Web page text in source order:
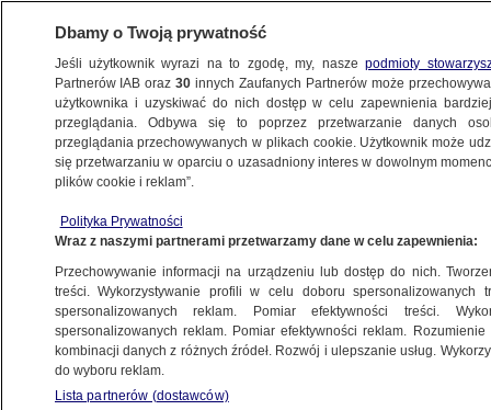
METEO
NAJNOWSZE
2.03.2018, 13:56
Udostępnij
Dbamy o Twoją prywatność
Jeśli użytkownik wyrazi na to zgodę, my, naszepodmioty
Partnerów IAB oraz30 innych Zaufanych Partnerów może
użytkownika i uzyskiwać do nich dostęp w celu zapewnienia
przeglądania. Odbywa się to poprzez przetwarzanie danych
przeglądania przechowywanych w plikach cookie. Użytkownik może
się przetwarzaniu w oparciu o uzasadniony interes w dowolnym
plików cookie i reklam”.
Polityka Prywatności
Wraz z naszymi partnerami przetwarzamy dane w celu zapewnienia:
Przechowywanie informacji na urządzeniu lub dostęp do nich.
treści. Wykorzystywanie profili w celu doboru spersonalizowanych
spersonalizowanych reklam. Pomiar efektywności treści.
spersonalizowanych reklam. Pomiar efektywności reklam.
kombinacji danych z różnych źródeł. Rozwój i ulepszanie usług.
do wyboru reklam.
Lista partnerów (dostawców)